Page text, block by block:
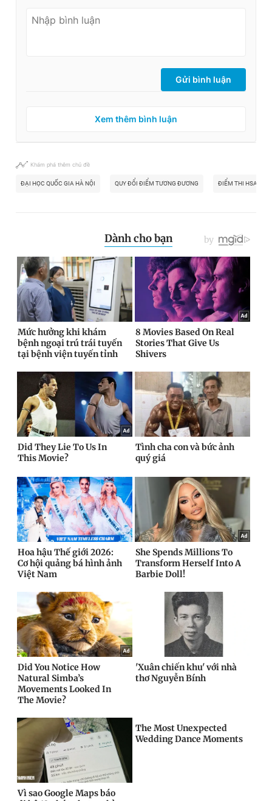
Gửi bình luận
Xem thêm bình luận
Khám phá thêm chủ đề
ĐẠI HỌC QUỐC GIA HÀ NỘI QUY ĐỔI ĐIỂM TƯƠNG ĐƯƠNG ĐIỂM THI HSA